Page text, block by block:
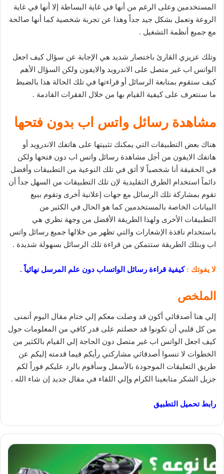
المستخدمين وعلى الرغم من أنها في غاية البساطة إلا أنها في غاية
الروعة وتعمل بشكل جيد جداً وهذا عن تجربة شخصية كما أنها صالحة
مع جميع أنظمة التشغيل .
وتلك عزيزي القارئ باختصار شديد هي الإجابة عن سؤال كيف اجعل
الواتس اب غير متصل على الاندرويد والايفون ولكن السؤال الأهم
كيف ستقوم بمتابعة الرسائل أو قراءتها في تلك الحالة هذا بالضبط
ما سنتعرف على كيفية القيام بها من خلال الفقرات القادمة .
مشاهدة رسائل واتس اب بدون فتحها
هناك بعض التطبيقات التي يمكنك تثبيتها على هاتفك الاندرويد أو
هاتفك الايفون من أجل مشاهدة رسائل واتس اب دون فتحها ولكن
في الحقيقة أنا شخصياً لا أثق في تلك النوعية من التطبيقات وأفضل
دائماً استخدام الطرق التقليدية لإن تلك التطبيقات من السهل جداً أن
تقوم بمشاركة تلك الرسائل مع جهات إعلانية أخرى وتقوم ببيع
البيانات الخاصة بالمستخدمين كما هو الحال في الكثير من
التطبيقات الأخرى ولهذا الطريقة الأفضل من وجهة نظري هي
باستخدام نافذة الإشعارات والتي تظهر من خلالها جميع رسائل واتس
اب وبتلك الطريقة ستتمكن من قراءة تلك الرسائل بسهولة شديدة .
لا يفوتك : كيفية قراءة رسائل الواتساب دون علم المرسل نهائياً .
الملخص
إلي هنا أصدقائي أكون قد وصلت معكم إلي ختام مقال اليوم أتمنى
من كل قلبي أن تكونوا قد حصلتم على قدر كافي من المعلومات حول
كيف اجعل الواتس اب غير متصل دون الحاجة إلي القيام بالكثير من
الخطوات لا تنسوا أصدقائي مشاركتي رأيكم فيما قدمته إليكم عن
طريق التعليقات الموجودة بالأسفل وسأقوم بالرد عليكم فوراً لكم
جزيل الشكر متابعينا الكرام وإلي اللقاء في مقال جديد إن شاء الله .
رابط تحميل التطبيق
كيف
تعرف
نوع